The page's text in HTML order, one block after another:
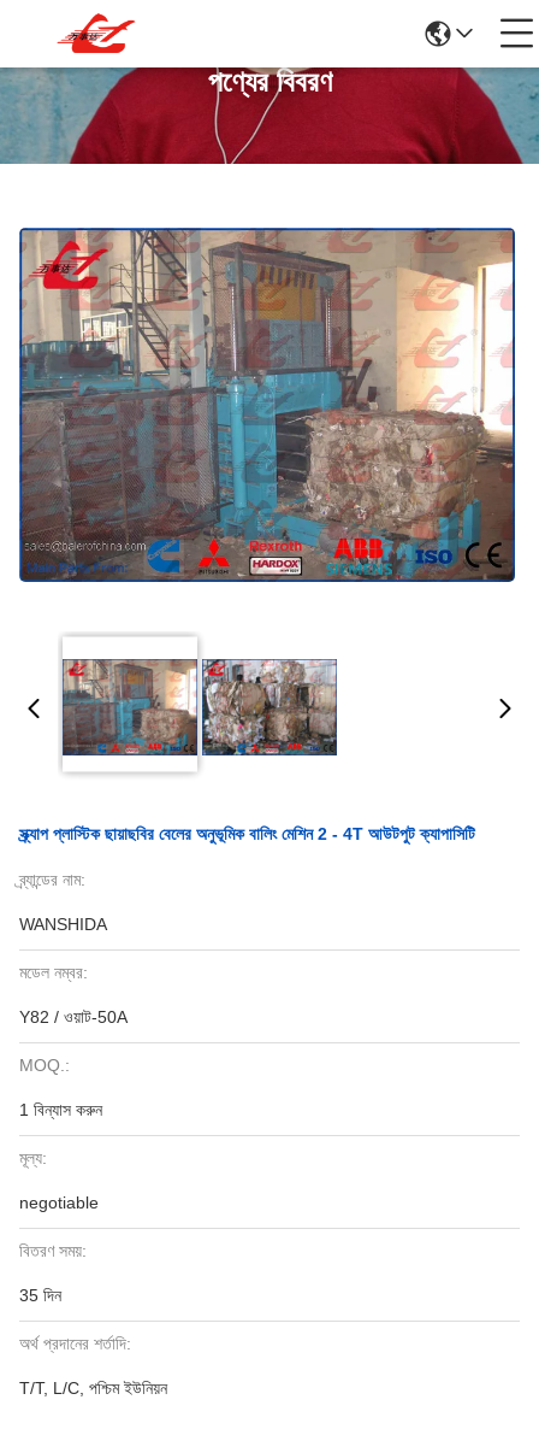
পণ্যের বিবরণ
স্ক্র্যাপ প্লাস্টিক ছায়াছবির বেলের অনুভূমিক বালিং মেশিন 2 - 4T আউটপুট ক্যাপাসিটি
ব্র্যান্ডের নাম:
WANSHIDA
মডেল নম্বর:
Y82 / ওয়াট-50A
MOQ.:
1 বিন্যাস করুন
মূল্য:
negotiable
বিতরণ সময়:
35 দিন
অর্থ প্রদানের শর্তাদি:
T/T, L/C, পশ্চিম ইউনিয়ন